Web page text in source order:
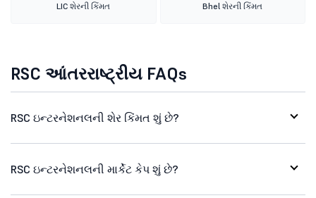
LIC શેરની કિંમત Bhel શેરની કિંમત
RSC આંતરરાષ્ટ્રીય FAQs
RSC ઇન્ટરનેશનલની શેર કિંમત શું છે?
RSC ઇન્ટરનેશનલની માર્કેટ કેપ શું છે?